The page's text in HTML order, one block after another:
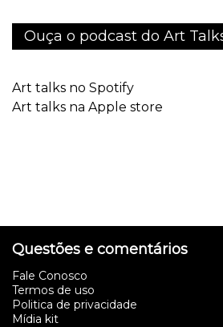
Ouça o podcast do Art
Art talks no Spotify
Art talks na Apple store
Questões e comentários
Fale Conosco
Termos de uso
Politica de privacidade
Mídia kit